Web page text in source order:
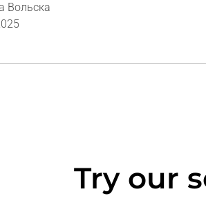
Вольска
Try our